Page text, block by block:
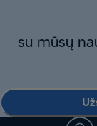
su mūsų